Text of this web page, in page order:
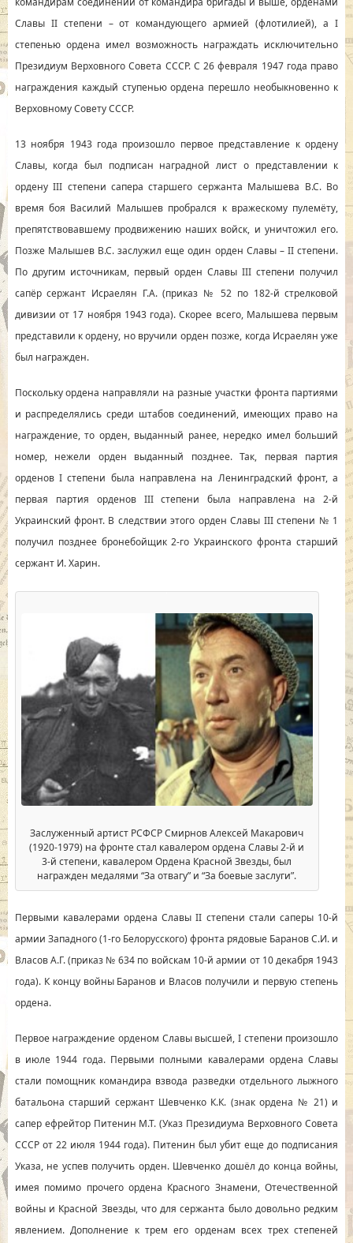
Славы II степени – от командующего армией (флотилией), а I
степенью ордена имел возможность награждать исключительно
Президиум Верховного Совета СССР. С 26 февраля 1947 года право
награждения каждый ступенью ордена перешло необыкновенно к
Верховному Совету СССР.
13 ноября 1943 года произошло первое представление к ордену
Славы, когда был подписан наградной лист о представлении к
ордену III степени сапера старшего сержанта Малышева В.С. Во
время боя Василий Малышев пробрался к вражескому пулемёту,
препятствовавшему продвижению наших войск, и уничтожил его.
Позже Малышев В.С. заслужил еще один орден Славы – II степени.
По другим источникам, первый орден Славы III степени получил
сапёр сержант Исраелян Г.А. (приказ № 52 по 182-й стрелковой
дивизии от 17 ноября 1943 года). Скорее всего, Малышева первым
представили к ордену, но вручили орден позже, когда Исраелян уже
был награжден.
Поскольку ордена направляли на разные участки фронта партиями
и распределялись среди штабов соединений, имеющих право на
награждение, то орден, выданный ранее, нередко имел больший
номер, нежели орден выданный позднее. Так, первая партия
орденов I степени была направлена на Ленинградский фронт, а
первая партия орденов III степени была направлена на 2-й
Украинский фронт. В следствии этого орден Славы III степени № 1
получил позднее бронебойщик 2-го Украинского фронта старший
сержант И. Харин.
Заслуженный артист РСФСР Смирнов Алексей Макарович
(1920-1979) на фронте стал кавалером ордена Славы 2-й и
3-й степени, кавалером Ордена Красной Звезды, был
награжден медалями “За отвагу” и “За боевые заслуги”.
Первыми кавалерами ордена Славы II степени стали саперы 10-й
армии Западного (1-го Белорусского) фронта рядовые Баранов С.И. и
Власов А.Г. (приказ № 634 по войскам 10-й армии от 10 декабря 1943
года). К концу войны Баранов и Власов получили и первую степень
ордена.
Первое награждение орденом Славы высшей, I степени произошло
в июле 1944 года. Первыми полными кавалерами ордена Славы
стали помощник командира взвода разведки отдельного лыжного
батальона старший сержант Шевченко К.К. (знак ордена № 21) и
сапер ефрейтор Питенин М.Т. (Указ Президиума Верховного Совета
СССР от 22 июля 1944 года). Питенин был убит еще до подписания
Указа, не успев получить орден. Шевченко дошёл до конца войны,
имея помимо прочего ордена Красного Знамени, Отечественной
войны и Красной Звезды, что для сержанта было довольно редким
явлением. Дополнение к трем его орденам всех трех степеней